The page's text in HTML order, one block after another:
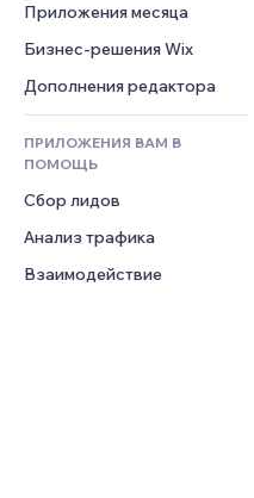
Комментарии
Телефон
Сообщество
Отзывы и комментарии
Управление отношениями с
клиентом (CRM)
Приложения месяца
Бизнес-решения Wix
Дополнения редактора
ПРИЛОЖЕНИЯ ВАМ В
ПОМОЩЬ
Сбор лидов
Анализ трафика
Взаимодействие